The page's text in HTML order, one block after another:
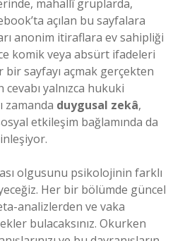
mahallî gruplarda,
açılan bu sayfalara
anonim itiraflara ev sahipliği
komik veya absürt ifadeleri
bir sayfayı açmak gerçekten
yalnızca hukuki
zamanda duygusal zekâ,
etkileşim bağlamında da
olgusunu psikolojinin farklı
Her bir bölümde güncel
analizlerden ve vaka
bulacaksınız. Okurken